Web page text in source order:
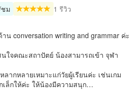
ม
1 รีวิว
น conversation writing and grammar ค่ะ
ใจคณะสถาปัตย์ น้องสามารถเข้า จุฬา
ากหลายเหมาะแก่วัยผู้เรียนค่ะ เช่นเกม
เล็กให้ค่ะ ให้น้องมีความสนุก…